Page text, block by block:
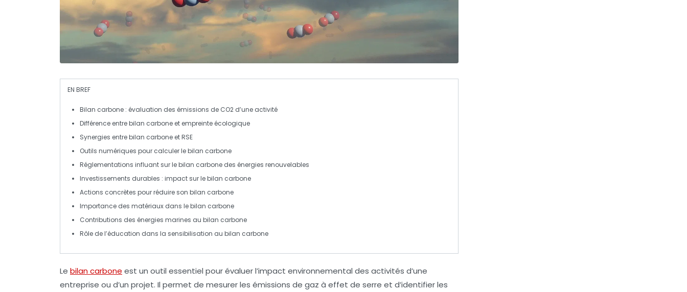
EN BREF
Bilan carbone : évaluation des émissions de CO2 d’une activité
Différence entrebilan carbone et empreinte écologique
Synergies entrebilan carbone etRSE
Outils numériques pour calculerlebilan carbone
Réglementations influant sur lebilan carbone des énergies renouvelables
Investissements durables : impact sur lebilan carbone
Actions concrètes pourréduire son bilan carbone
Importance des matériaux dans lebilan carbone
Contributions des énergies marines au bilan carbone
Rôle de l’éducation dans la sensibilisation au bilan carbone
Le bilan carbone est un outil essentiel pour évaluer l’impact environnemental des activités d’une
entreprise ou d’un projet. Il permet de mesurer les émissions de gaz à effet de serre et d’identifier les